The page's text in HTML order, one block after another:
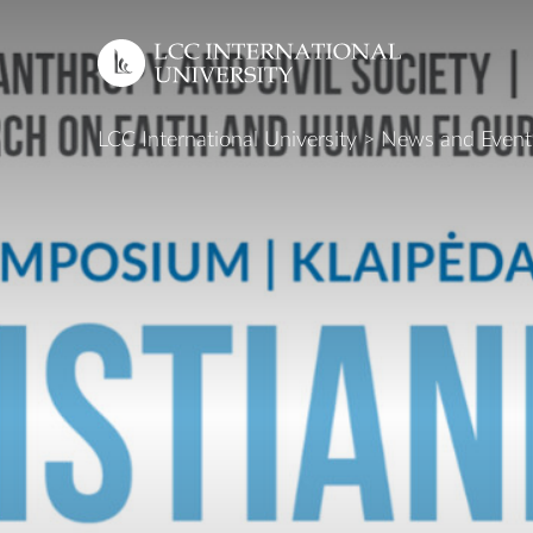
LCC International University>News and